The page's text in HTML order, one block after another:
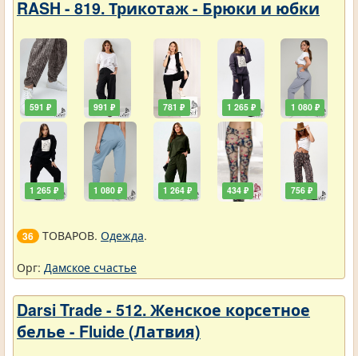
RASH - 819. Трикотаж - Брюки и юбки
591 ₽
1 265 ₽
991 ₽
1 080 ₽
781 ₽
1 264 ₽
1 265 ₽
434 ₽
1 080 ₽
756 ₽
36 ТОВАРОВ. Одежда.
Орг: Дамское счастье
Darsi Trade - 512. Женское корсетное
белье - Fluide (Латвия)